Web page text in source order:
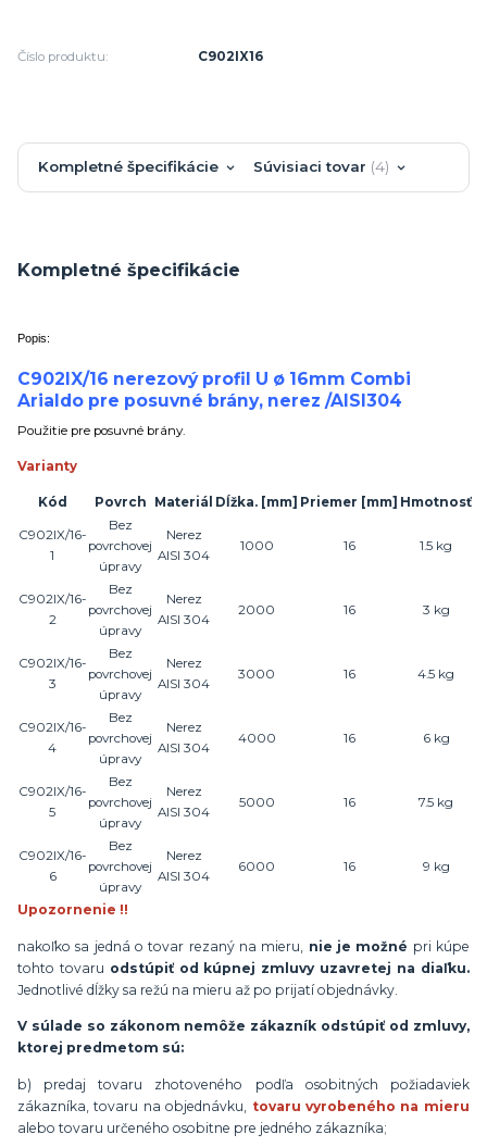
Číslo produktu: C902IX16
Kompletné špecifikácie Súvisiaci tovar 4
Kompletné špecifikácie
Popis:
C902IX/16 nerezový profil U ø 16mm Combi
Arialdo pre posuvné brány, nerez /AISI304
Použitie pre posuvné brány.
Varianty
Kód Povrch Materiál Dĺžka. [mm] Priemer [mm] Hmotnosť
C902IX/16-
1
Bez
povrchovej
úpravy
Nerez
AISI 304
1000 16 1.5 kg
C902IX/16-
2
Bez
povrchovej
úpravy
Nerez
AISI 304
2000 16 3 kg
C902IX/16-
3
Bez
povrchovej
úpravy
Nerez
AISI 304
3000 16 4.5 kg
C902IX/16-
4
Bez
povrchovej
úpravy
Nerez
AISI 304
4000 16 6 kg
C902IX/16-
5
Bez
povrchovej
úpravy
Nerez
AISI 304
5000 16 7.5 kg
C902IX/16-
6
Bez
povrchovej
úpravy
Nerez
AISI 304
6000 16 9 kg
Upozornenie !!
nakoľko sa jedná o tovar rezaný na mieru, nie je možné pri kúpe
tohto tovaru odstúpiť od kúpnej zmluvy uzavretej na diaľku.
Jednotlivé dĺžky sa režú na mieru až po prijatí objednávky.
V súlade so zákonom nemôže zákazník odstúpiť od zmluvy,
ktorej predmetom sú:
b) predaj tovaru zhotoveného podľa osobitných požiadaviek
zákazníka, tovaru na objednávku, tovaru vyrobeného na mieru
alebo tovaru určeného osobitne pre jedného zákazníka;